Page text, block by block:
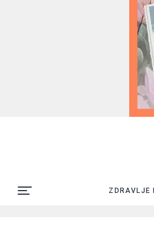
ZDRAVLJE